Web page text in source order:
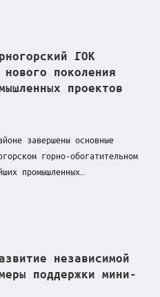
ГОК
поколения
проектов
завершены основные
горно-обогатительном
промышленных…
независимой
поддержки мини-